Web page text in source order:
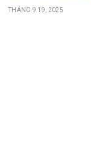
THÁNG 9 19, 2025